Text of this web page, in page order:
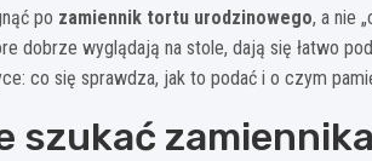
po zamiennik tortu urodzinowego, a nie
dobrze wyglądają na stole, dają się łatwo
co się sprawdza, jak to podać i o czym
szukać